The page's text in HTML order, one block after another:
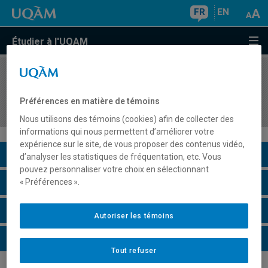
FR EN
Étudier à l'UQAM
COURS//
logiciels
Description du cours
Horaire - Été 2026
Horaire - Automne 2026
Horaire - Hiver 2027
Préférences en matière de témoins
Nous utilisons des témoins (cookies) afin de collecter des
informations qui nous permettent d’améliorer votre
expérience sur le site, de vous proposer des contenus vidéo,
d’analyser les statistiques de fréquentation, etc. Vous
pouvez personnaliser votre choix en sélectionnant
« Préférences ».
Tout refuser
Autoriser les témoins